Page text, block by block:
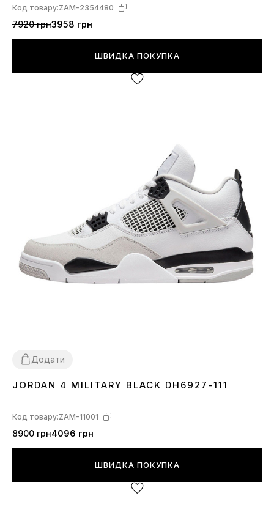
Код товару:ZAM-2354480
7920 грн3958 грн
ШВИДКА ПОКУПКА
Додати
363738394041 424344
JORDAN 4 MILITARY BLACK DH6927-111
Код товару:ZAM-11001
8900 грн4096 грн
ШВИДКА ПОКУПКА